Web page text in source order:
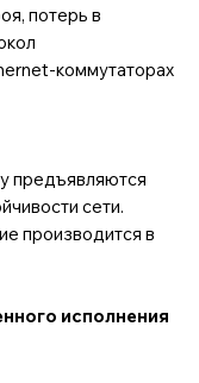
потерь в
коммутаторах
предъявляются
сети.
производится в
исполнения